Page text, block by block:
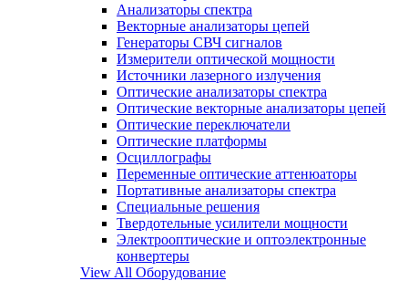
Анализаторы спектра
Векторные анализаторы цепей
Генераторы СВЧ сигналов
Измерители оптической мощности
Источники лазерного излучения
Оптические анализаторы спектра
Оптические векторные анализаторы цепей
Оптические переключатели
Оптические платформы
Осциллографы
Переменные оптические аттенюаторы
Портативные анализаторы спектра
Специальные решения
Твердотельные усилители мощности
Электрооптические и оптоэлектронные
конвертеры
View All Оборудование